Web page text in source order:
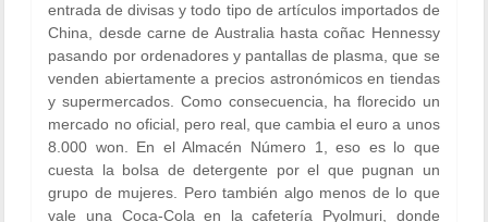
entrada de divisas y todo tipo de artículos importados de
China, desde carne de Australia hasta coñac Hennessy
pasando por ordenadores y pantallas de plasma, que se
venden abiertamente a precios astronómicos en tiendas
y supermercados. Como consecuencia, ha florecido un
mercado no oficial, pero real, que cambia el euro a unos
8.000 won. En el Almacén Número 1, eso es lo que
cuesta la bolsa de detergente por el que pugnan un
grupo de mujeres. Pero también algo menos de lo que
vale una Coca-Cola en la cafetería Pyolmuri, donde